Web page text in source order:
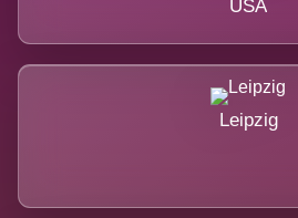
USA
Leipzig